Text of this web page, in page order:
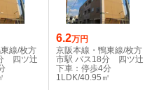
線/枚方
四ツ辻
6.2万円
京阪本線・鴨東線/枚方
市駅 バス18分 四ツ辻
下車：停歩4分
1LDK/40.95㎡